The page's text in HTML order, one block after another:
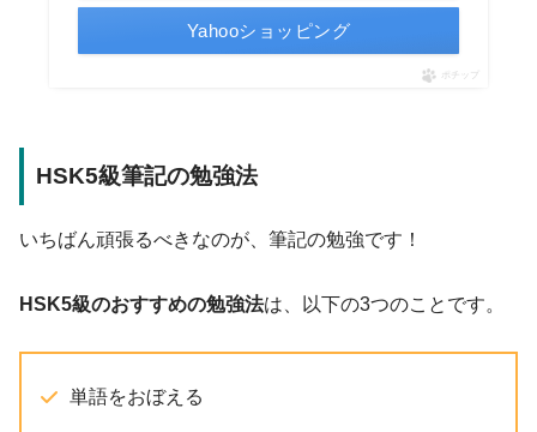
Yahooショッピング
ポチップ
HSK5級筆記の勉強法
いちばん頑張るべきなのが、筆記の勉強です！
HSK5級のおすすめの勉強法は、以下の3つのことです。
単語をおぼえる